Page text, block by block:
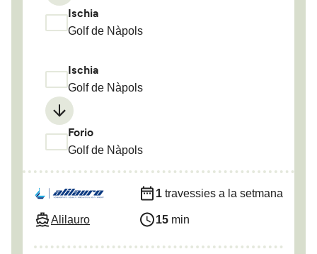
Ischia
Golf de Nàpols
Ischia
Golf de Nàpols
Forio
Golf de Nàpols
Alilauro
1 travessies a la setmana
15 min